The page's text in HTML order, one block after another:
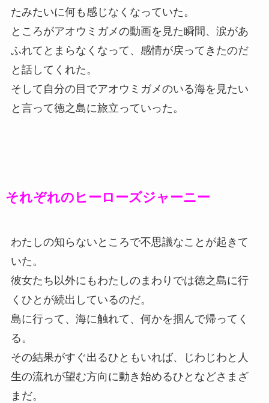
たみたいに何も感じなくなっていた。
ところがアオウミガメの動画を見た瞬間、涙があ
ふれてとまらなくなって、感情が戻ってきたのだ
と話してくれた。
そして自分の目でアオウミガメのいる海を見たい
と言って徳之島に旅立っていった。
それぞれのヒーローズジャーニー
わたしの知らないところで不思議なことが起きて
いた。
彼女たち以外にもわたしのまわりでは徳之島に行
くひとが続出しているのだ。
島に行って、海に触れて、何かを掴んで帰ってく
る。
その結果がすぐ出るひともいれば、じわじわと人
生の流れが望む方向に動き始めるひとなどさまざ
まだ。